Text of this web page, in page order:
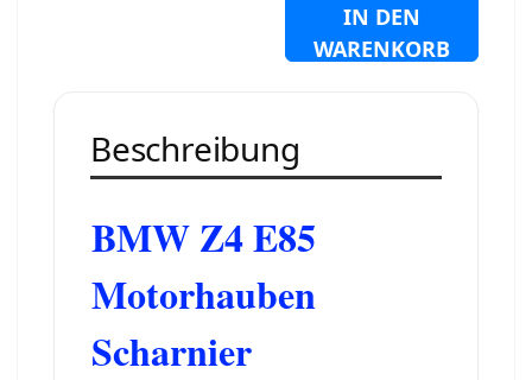
IN DEN
WARENKORB
Beschreibung
BMW Z4 E85
Motorhauben
Scharnier